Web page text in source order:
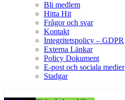
Bli medlem
Hitta Hit
Frågor och svar
Kontakt
Integritetspolicy – GDPR
Externa Länkar
Policy Dokument
E-post och sociala medier
Stadgar